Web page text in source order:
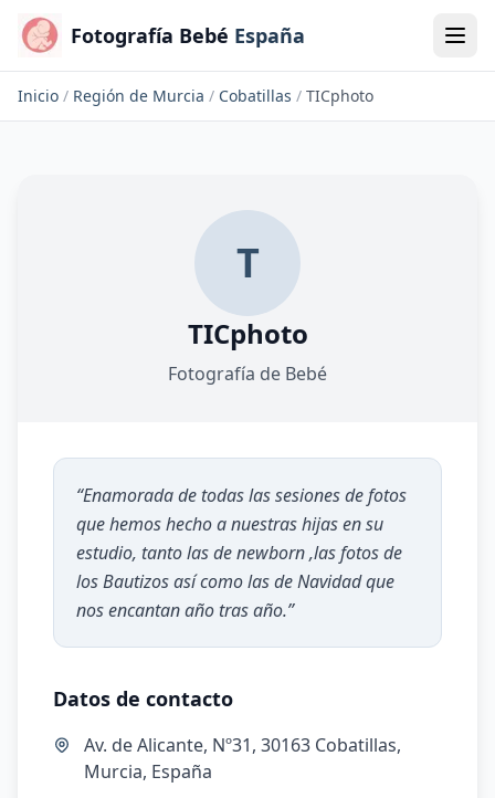
Fotografía Bebé España
Inicio / Región de Murcia / Cobatillas / TICphoto
T
TICphoto
Fotografía de Bebé
“Enamorada de todas las sesiones de fotos
que hemos hecho a nuestras hijas en su
estudio, tanto las de newborn ,las fotos de
los Bautizos así como las de Navidad que
nos encantan año tras año.”
Datos de contacto
Av. de Alicante, Nº31, 30163 Cobatillas,
Murcia, España